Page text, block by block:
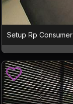
Setup Rp Consumer